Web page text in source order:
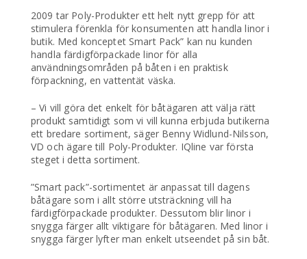
2009 tar Poly-Produkter ett helt nytt grepp för att
stimulera förenkla för konsumenten att handla linor i
butik. Med konceptet Smart Pack” kan nu kunden
handla färdigförpackade linor för alla
användningsområden på båten i en praktisk
förpackning, en vattentät väska.
– Vi vill göra det enkelt för båtägaren att välja rätt
produkt samtidigt som vi vill kunna erbjuda butikerna
ett bredare sortiment, säger Benny Widlund-Nilsson,
VD och ägare till Poly-Produkter. IQline var första
steget i detta sortiment.
”Smart pack”-sortimentet är anpassat till dagens
båtägare som i allt större utsträckning vill ha
färdigförpackade produkter. Dessutom blir linor i
snygga färger allt viktigare för båtägaren. Med linor i
snygga färger lyfter man enkelt utseendet på sin båt.